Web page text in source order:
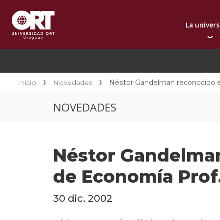
La
Presentación
Reconocimientos
Contacto
Inicio Novedades Néstor Gandelman reconocido
NOVEDADES
Néstor
de Economía
30 dic. 2002